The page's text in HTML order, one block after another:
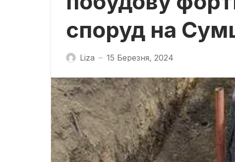
споруд на
Liza — 15 Березня, 2024